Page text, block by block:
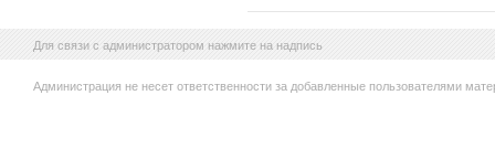
Для связи с администратором нажмите на надпись
Администрация не несет ответственности за добавленные пользователями